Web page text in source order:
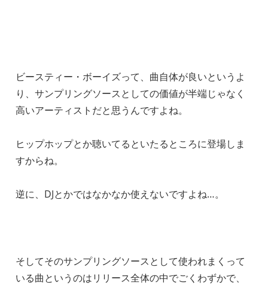
ビースティー・ボーイズって、曲自体が良いというよ
り、サンプリングソースとしての価値が半端じゃなく
高いアーティストだと思うんですよね。
ヒップホップとか聴いてるといたるところに登場しま
すからね。
逆に、DJとかではなかなか使えないですよね…。
そしてそのサンプリングソースとして使われまくって
いる曲というのはリリース全体の中でごくわずかで、